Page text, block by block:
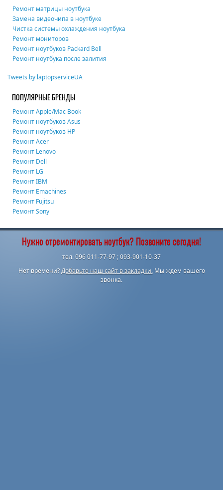
Ремонт матрицы ноутбука
Замена видеочипа в ноутбуке
Чистка системы охлаждения ноутбука
Ремонт мониторов
Ремонт ноутбуков Packard Bell
Ремонт ноутбука после залития
Tweets by laptopserviceUA
ПОПУЛЯРНЫЕ БРЕНДЫ
Ремонт Apple/Mac Book
Ремонт ноутбуков Asus
Ремонт ноутбуков HP
Ремонт Acer
Ремонт Lenovo
Ремонт Dell
Ремонт LG
Ремонт IBM
Ремонт Emachines
Ремонт Fujitsu
Ремонт Sony
Нужно отремонтировать ноутбук? Позвоните сегодня!
тел. 096 011-77-97 ; 093-901-10-37
Нет времени?Добавьте наш сайт в закладки.Мы ждем вашего
звонка.